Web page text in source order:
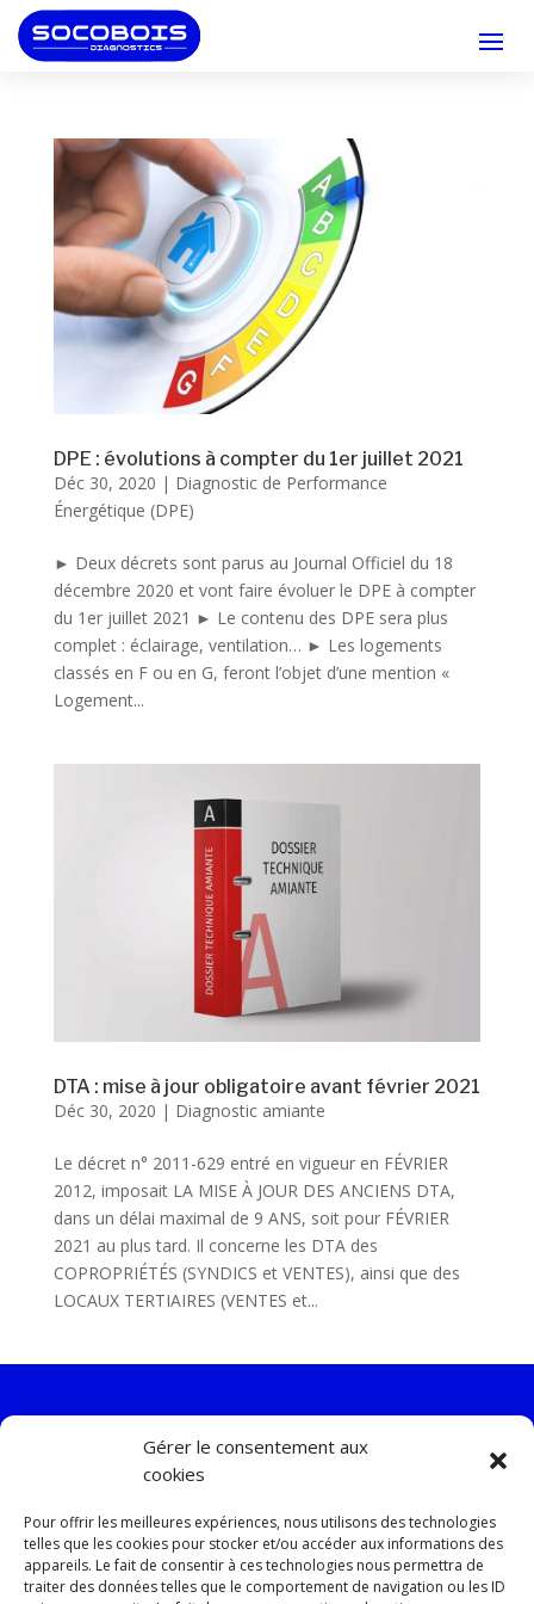
Gérer le consentement aux
cookies
Pour offrir les meilleures expériences, nous utilisons des technologies
telles que les cookies pour stocker et/ou accéder aux informations des
appareils. Le fait de consentir à ces technologies nous permettra de
traiter des données telles que le comportement de navigation ou les ID
DPE : évolutions à compter du 1er juillet 2021
Déc 30, 2020 | Diagnostic de Performance
Énergétique (DPE)
► Deux décrets sont parus au Journal Officiel du 18
décembre 2020 et vont faire évoluer le DPE à compter
du 1er juillet 2021 ► Le contenu des DPE sera plus
complet : éclairage, ventilation… ► Les logements
classés en F ou en G, feront l’objet d’une mention «
Logement...
DTA : mise à jour obligatoire avant février 2021
Déc 30, 2020 | Diagnostic amiante
Le décret n° 2011-629 entré en vigueur en FÉVRIER
2012, imposait LA MISE À JOUR DES ANCIENS DTA,
dans un délai maximal de 9 ANS, soit pour FÉVRIER
2021 au plus tard. Il concerne les DTA des
COPROPRIÉTÉS (SYNDICS et VENTES), ainsi que des
LOCAUX TERTIAIRES (VENTES et...
contact@socobois.net